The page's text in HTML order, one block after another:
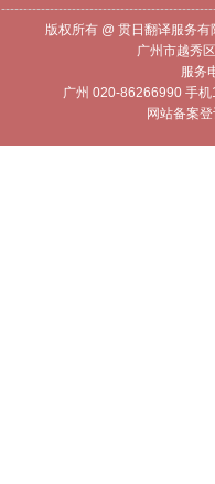
版权所有 @ 贯日翻译服务
广州市越秀
服务
广州 020-86266990 手
网站备案